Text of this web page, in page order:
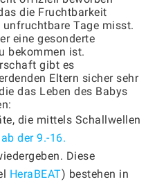
die Fruchtbarkeit
Tage misst.
eine gesonderte
bekommen ist.
gibt es
Eltern sicher sehr
das Leben des Babys
die mittels Schallwellen
ab der 9.-16.
Diese
HeraBEAT) bestehen in